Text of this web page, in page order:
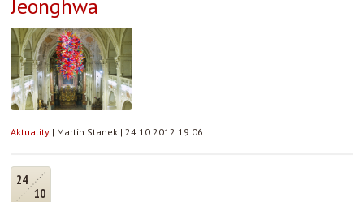
Jeonghwa
Aktuality | Martin Stanek | 24.10.2012 19:06
24
10